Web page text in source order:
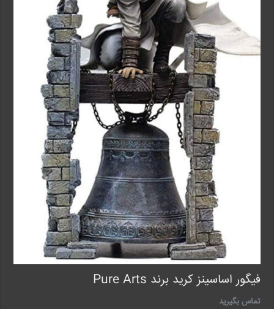
فیگور اساسینز کرید برند Pure Arts
تماس بگیرید